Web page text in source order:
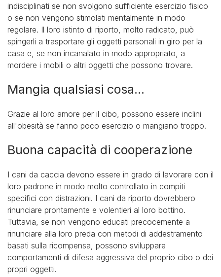
indisciplinati se non svolgono sufficiente esercizio fisico
o se non vengono stimolati mentalmente in modo
regolare. Il loro istinto di riporto, molto radicato, può
spingerli a trasportare gli oggetti personali in giro per la
casa e, se non incanalato in modo appropriato, a
mordere i mobili o altri oggetti che possono trovare.
Mangia qualsiasi cosa...
Grazie al loro amore per il cibo, possono essere inclini
all'obesità se fanno poco esercizio o mangiano troppo.
Buona capacità di cooperazione
I cani da caccia devono essere in grado di lavorare con il
loro padrone in modo molto controllato in compiti
specifici con distrazioni. I cani da riporto dovrebbero
rinunciare prontamente e volentieri al loro bottino.
Tuttavia, se non vengono educati precocemente a
rinunciare alla loro preda con metodi di addestramento
basati sulla ricompensa, possono sviluppare
comportamenti di difesa aggressiva del proprio cibo o dei
propri oggetti.